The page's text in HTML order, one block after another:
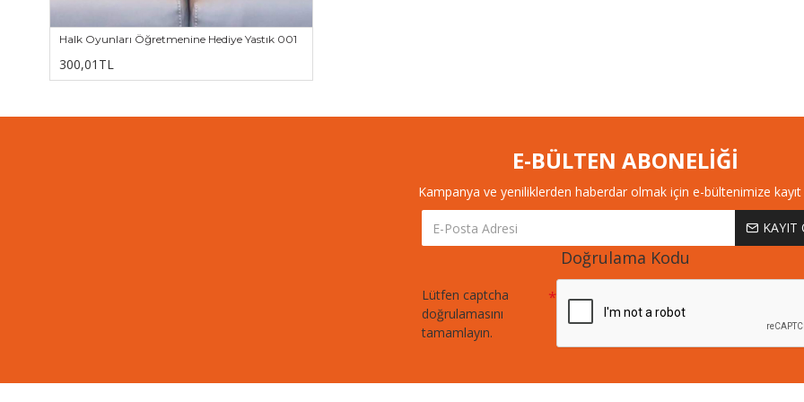
Halk Oyunları Öğretmenine Hediye Yastık 001
300,01TL
E-BÜLTEN ABONELİĞİ
Kampanya ve yeniliklerden haberdar olmak için e-bültenimize kayıt
KAYIT
Doğrulama Kodu
Lütfen captcha
doğrulamasını
tamamlayın.